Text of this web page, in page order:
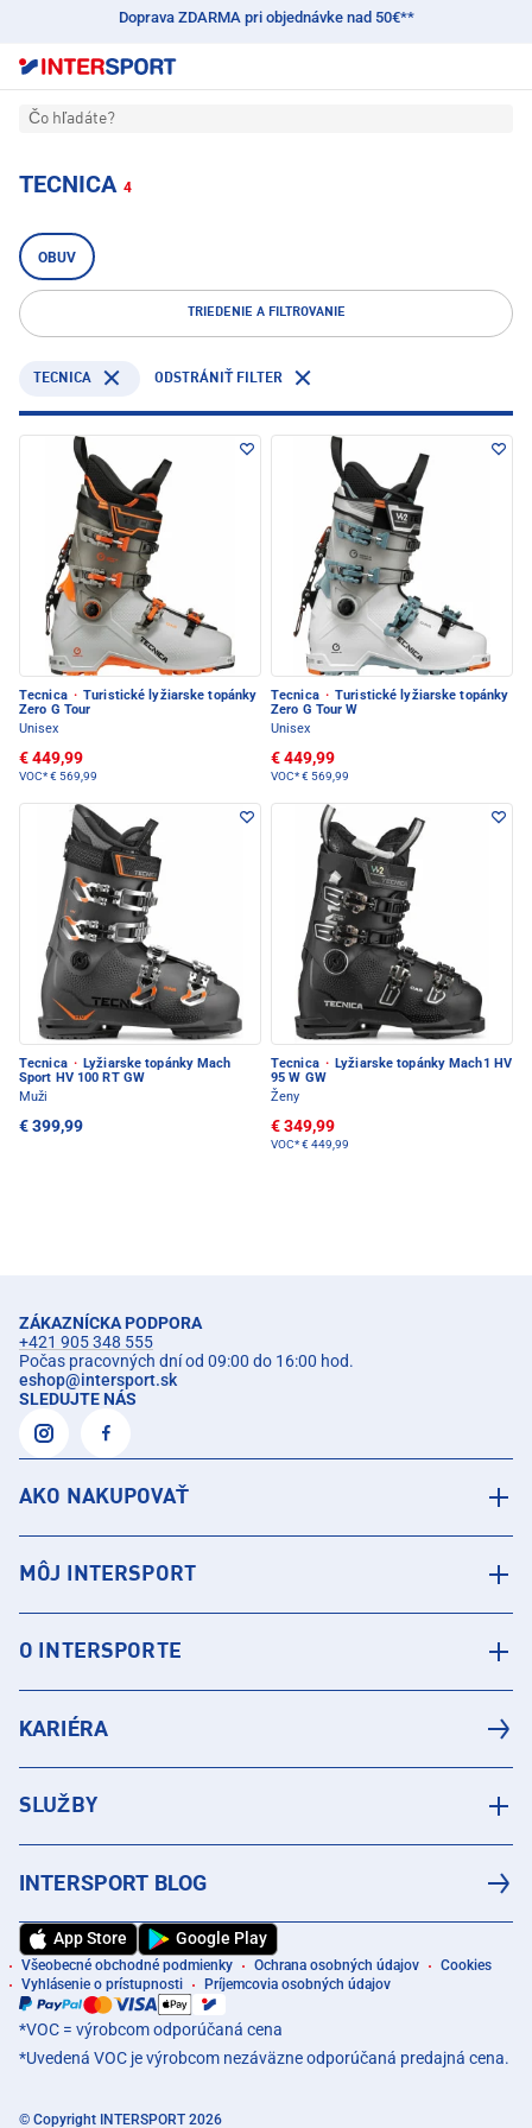
Doprava ZDARMA pri objednávke nad 50€**
Čo hľadáte?
TECNICA 4
OBUV
TRIEDENIE A FILTROVANIE
TECNICA ODSTRÁNIŤ FILTER
Tecnica · Turistické lyžiarske topánky
Zero G Tour
Unisex
€ 449,99
VOC*€ 569,99
Tecnica · Turistické lyžiarske topánky
Zero G Tour W
Unisex
€ 449,99
VOC*€ 569,99
Tecnica · Lyžiarske topánky Mach
Sport HV 100 RT GW
Muži
€ 399,99
Tecnica · Lyžiarske topánky Mach1 HV
95 W GW
Ženy
€ 349,99
VOC*€ 449,99
ZÁKAZNÍCKA PODPORA
+421 905 348 555
Počas pracovných dní od 09:00 do 16:00 hod.
eshop@intersport.sk
SLEDUJTE NÁS
AKO NAKUPOVAŤ
MÔJ INTERSPORT
O INTERSPORTE
KARIÉRA
SLUŽBY
INTERSPORT BLOG
App Store Google Play
Všeobecné obchodné podmienky Ochrana osobných údajov
Cookies
Vyhlásenie o prístupnosti
Príjemcovia osobných údajov
*VOC = výrobcom odporúčaná cena
*Uvedená VOC je výrobcom nezáväzne odporúčaná predajná cena.
© Copyright INTERSPORT 2026